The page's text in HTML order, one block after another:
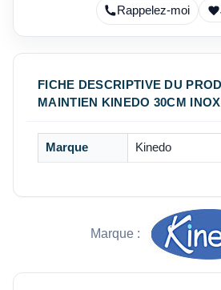
Rappelez-moi
FICHE DESCRIPTIVE DU
MAINTIEN KINEDO 30CM
Marque Kinedo
Marque :